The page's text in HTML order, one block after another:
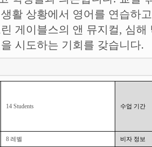
활 상황에서 영어를 연습하
게이블스의 앤 뮤지컬, 심해
시도하는 기회를 갖습니다.
14 Students 수업 기간
8 레벨 비자 정보